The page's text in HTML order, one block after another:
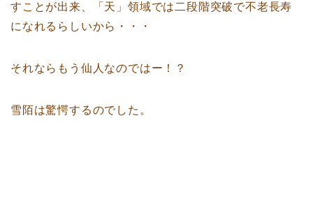
すことが出来、「天」領域では二段階突破で不老長寿
になれるらしいから・・・
それならもう仙人なのではー！？
雪陌は驚愕するのでした。